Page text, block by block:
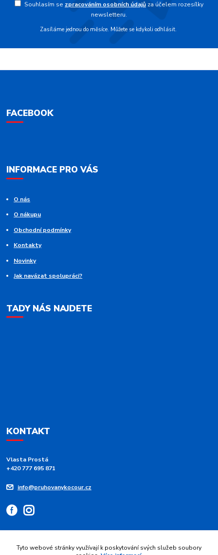
Souhlasím se zpracováním osobních údajůza účelem rozesílky
newsletteru.
Zasíláme jednou do měsíce. Můžete se kdykoli odhlásit.
FACEBOOK
INFORMACE PRO VÁS
O nás
O nákupu
Obchodní podmínky
Kontakty
Novinky
Jak navázat spolupráci?
TADY NÁS NAJDETE
KONTAKT
Vlasta Prostá
+420 777 695 871
info@pruhovanykocour.cz
Tyto webové stránky využívají k poskytování svých služeb soubory